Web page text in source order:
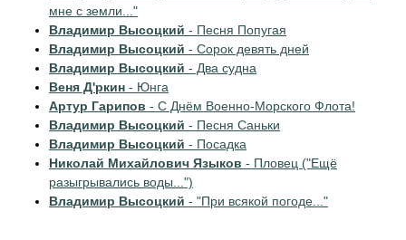
мне с земли..."
Владимир Высоцкий - Песня Попугая
Владимир Высоцкий - Сорок девять дней
Владимир Высоцкий - Два судна
Веня Д'ркин - Юнга
Артур Гарипов - С Днём Военно-Морского Флота!
Владимир Высоцкий - Песня Саньки
Владимир Высоцкий - Посадка
Николай Михайлович Языков - Пловец ("Ещё
разыгрывались воды...")
Владимир Высоцкий - "При всякой погоде..."